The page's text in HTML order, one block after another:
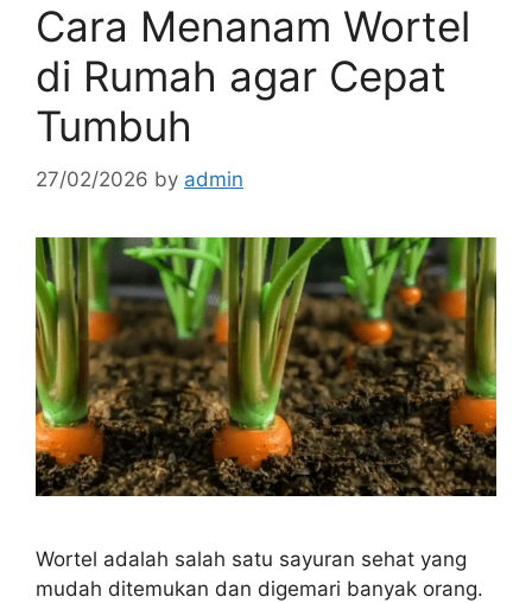
Cara Menanam Wortel
di Rumah agar Cepat
Tumbuh
27/02/2026 by admin
Wortel adalah salah satu sayuran sehat yang
mudah ditemukan dan digemari banyak orang.